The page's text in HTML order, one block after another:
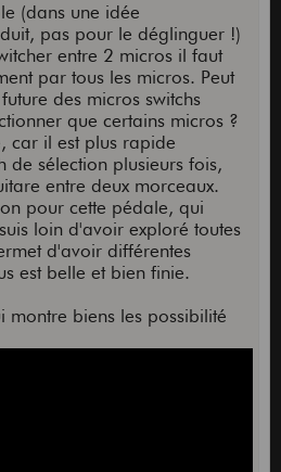
(dans une idée
pas pour le déglinguer !)
entre 2 micros il faut
par tous les micros. Peut
des micros switchs
que certains micros ?
car il est plus rapide
de sélection plusieurs fois,
entre deux morceaux.
pour cette pédale, qui
loin d'avoir exploré toutes
d'avoir différentes
est belle et bien finie.
montre biens les possibilité